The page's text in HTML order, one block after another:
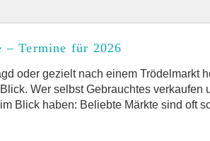
auf dem Trödelmarkt
gibt es?
für Lalling und Umgebung
Termine für 2026
oder gezielt nach einem
Wer selbst Gebrauchtes
Blick haben: Beliebte Märkte sind oft